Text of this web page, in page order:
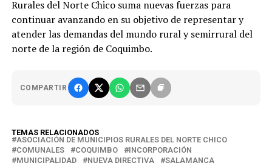
Rurales del Norte Chico suma nuevas fuerzas para
continuar avanzando en su objetivo de representar y
atender las demandas del mundo rural y semirrural del
norte de la región de Coquimbo.
COMPARTIR
TEMAS RELACIONADOS
ASOCIACIÓN DE MUNICIPIOS RURALES DEL NORTE CHICO
COMUNALES
COQUIMBO
INCORPORACIÓN
MUNICIPALIDAD
NUEVA DIRECTIVA SALAMANCA